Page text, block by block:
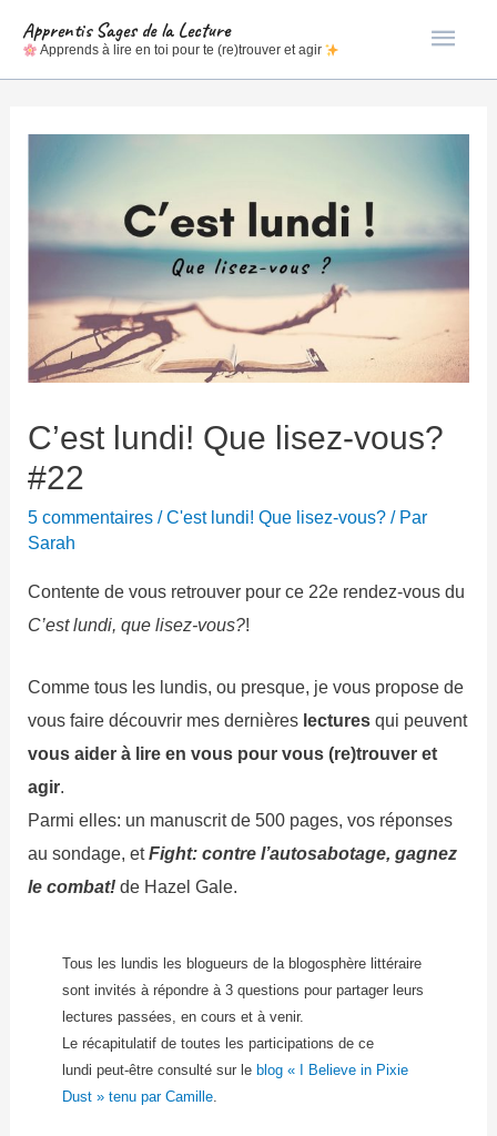
Apprentis Sages de la Lecture
Apprends à lire en toi pour te (re)trouver et agir
C’est lundi! Que lisez-vous?
#22
5 commentaires /C'est lundi! Que lisez-vous? / Par
Sarah
Contente de vous retrouver pour ce 22e rendez-vous du
C’est lundi, que lisez-vous?!
Comme tous les lundis, ou presque, je vous propose de
vous faire découvrir mes dernières lectures qui peuvent
vous aider à lire en vous pour vous (re)trouver et
agir.
Parmi elles: un manuscrit de 500 pages, vos réponses
au sondage, etFight: contre l’autosabotage, gagnez
le combat! de Hazel Gale.
Tous les lundis les blogueurs de la blogosphère littéraire
sont invités à répondre à 3 questions pour partager leurs
lectures passées, en cours et à venir.
Le récapitulatif de toutes les participations de ce
lundi peut-être consulté sur leblog « I Believe in Pixie
Dust » tenu par Camille